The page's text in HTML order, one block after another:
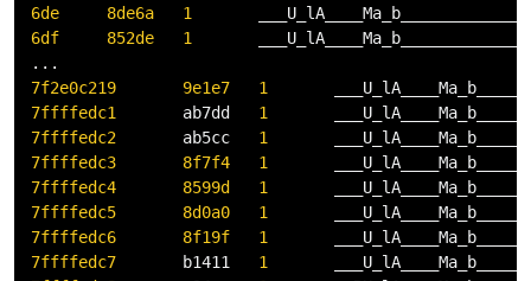
6de
8de6a
1
6df
852de
1
...
7f2e0c219
9e1e7
1
7ffffedc1
       ab7dd
1
7ffffedc2
       ab5cc
1
7ffffedc3
8f7f4
1
7ffffedc4
8599d
1
7ffffedc5
8d0a0
1
7ffffedc6
8f19f
1
7ffffedc7
       b1411
1